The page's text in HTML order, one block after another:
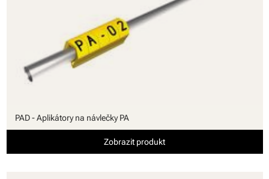
PAD - Aplikátory na návlečky PA
Zobrazit produkt